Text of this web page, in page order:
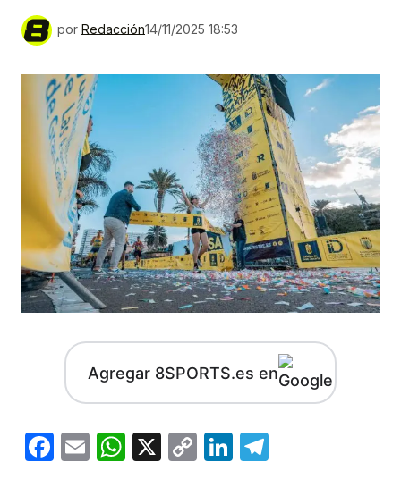
por Redacción14/11/2025 18:53
Agregar 8SPORTS.es en
Facebook
EmailWhatsApp
X
CopyLinkedIn